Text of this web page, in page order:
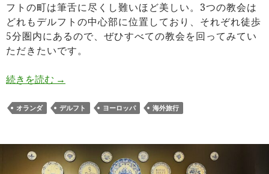
フトの町は筆舌に尽くし難いほど美しい。3つの教会は
どれもデルフトの中心部に位置しており、それぞれ徒歩
5分圏内にあるので、ぜひすべての教会を回ってみてい
ただきたいです。
続きを読む デルフトは教会巡りがおすすめ｜新教会の塔か
→
オランダ デルフト ヨーロッパ 海外旅行